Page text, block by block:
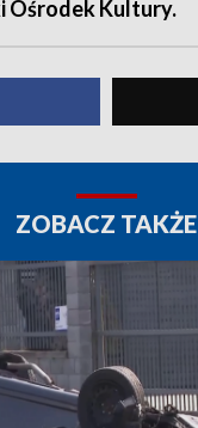
Ośrodek Kultury.
ZOBACZ TAKŻE